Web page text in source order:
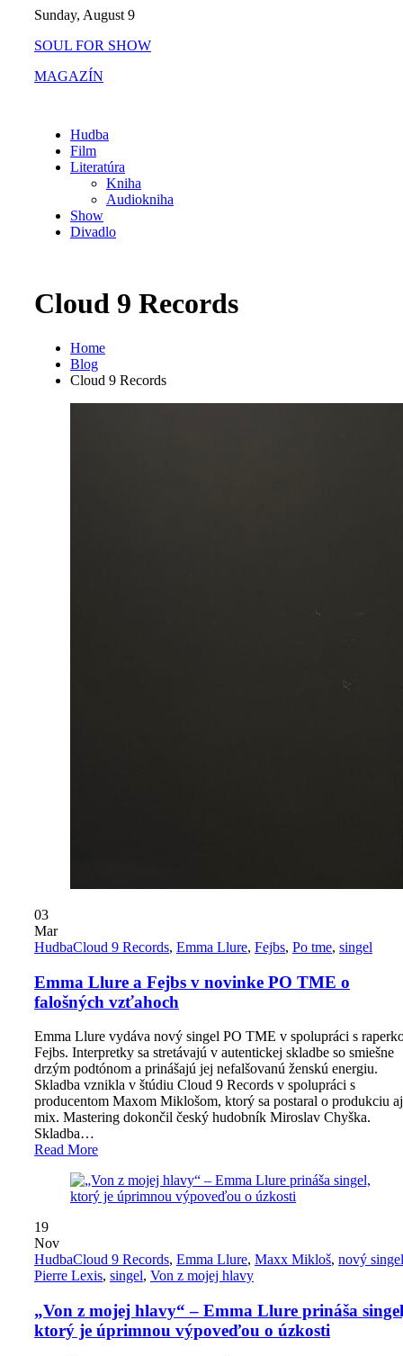
content
Sunday, August 9
SOUL FOR SHOW
MAGAZÍN
Hudba
Film
Literatúra
Kniha
Audiokniha
Show
Divadlo
Cloud 9 Records
Home
Blog
Cloud 9 Records
03
Mar
HudbaCloud 9 Records, Emma Llure, Fejbs, Po tme, singel
Emma Llure a Fejbs v novinke PO TME o
falošných vzťahoch
Emma Llure vydáva nový singel PO TME v spolupráci s
Fejbs. Interpretky sa stretávajú v autentickej skladbe so smiešne
drzým podtónom a prinášajú jej nefalšovanú ženskú energiu.
Skladba vznikla v štúdiu Cloud 9 Records v spolupráci s
producentom Maxom Miklošom, ktorý sa postaral o produkciu aj
mix. Mastering dokončil český hudobník Miroslav Chyška.
Skladba…
Read More
19
Nov
HudbaCloud 9 Records, Emma Llure, Maxx Mikloš, nový singel
Pierre Lexis, singel, Von z mojej hlavy
„Von z mojej hlavy“ – Emma Llure prináša
ktorý je úprimnou výpoveďou o úzkosti